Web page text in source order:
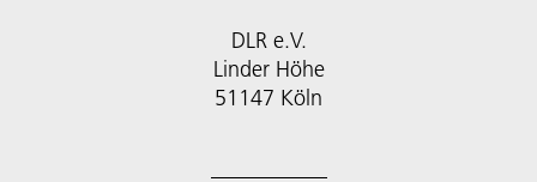
DLR e.V.
Linder Höhe
51147 Köln